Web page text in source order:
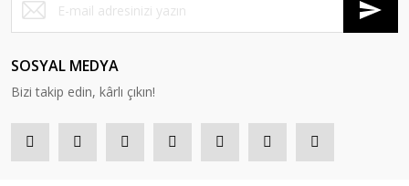
SOSYAL MEDYA
Bizi takip edin, kârlı çıkın!